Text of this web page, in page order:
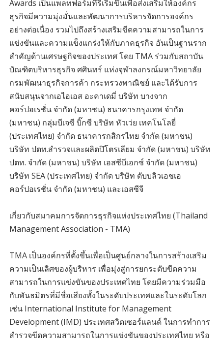
Awards เป็นแพลทฟอร์มที่ริเริ่มขึ้นเพื่อส่งเสริมให้องค์กร
ธุรกิจมีความมุ่งมั่นและพัฒนาการบริหารจัดการองค์กร
อย่างต่อเนื่อง รวมไปถึงสร้างเสริมขีดความสามารถในการ
แข่งขันและความแข็งแกร่งให้กับภาคธุรกิจ อันเป็นฐานราก
สำคัญด้านเศรษฐกิจของประเทศ โดย TMA ร่วมกับสถาบัน
บัณฑิตบริหารธุรกิจ ศศินทร์ แห่งจุฬาลงกรณ์มหาวิทยาลัย
กรมพัฒนาธุรกิจการค้า กระทรวงพาณิชย์ และได้รับการ
สนับสนุนจากเอไอเอส อะคาเดมี่ บริษัท บางจาก
คอร์ปอเรชั่น จำกัด (มหาชน) ธนาคารกรุงเทพ จำกัด
(มหาชน) กลุ่มบีเจซี บิ๊กซี บริษัท หัวเว่ย เทคโนโลยี่
(ประเทศไทย) จำกัด ธนาคารกสิกรไทย จำกัด (มหาชน)
บริษัท ปตท.สำรวจและผลิตปิโตรเลียม จำกัด (มหาชน) บริษัท
ปตท. จำกัด (มหาชน) บริษัท เอสซีบีเอกซ์ จำกัด (มหาชน)
บริษัท SEA (ประเทศไทย) จำกัด บริษัท ดับบลิวเอชเอ
คอร์ปอเรชั่น จำกัด (มหาชน) และเอสซีจี
เกี่ยวกับสมาคมการจัดการธุรกิจแห่งประเทศไทย (Thailand
Management Association - TMA)
TMA เป็นองค์กรที่ตั้งขึ้นเพื่อเป็นศูนย์กลางในการสร้างเสริม
ความเป็นเลิศของผู้บริหาร เพื่อมุ่งสู่การยกระดับขีดความ
สามารถในการแข่งขันของประเทศไทย โดยมีความร่วมมือ
กับพันธมิตรที่มีชื่อเสียงทั้งในระดับประเทศและในระดับโลก
เช่น International Institute for Management
Development (IMD) ประเทศสวิตเซอร์แลนด์ ในการทำการ
สำรวจขีดความสามารถในการแข่งขันของประเทศไทย หรือ